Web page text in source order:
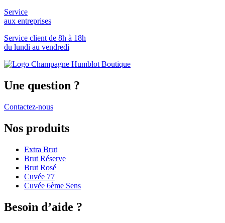
Service
aux entreprises
Service client de 8h à 18h
du lundi au vendredi
Une question ?
Contactez-nous
Nos produits
Extra Brut
Brut Réserve
Brut Rosé
Cuvée 77
Cuvée 6ème Sens
Besoin d’aide ?